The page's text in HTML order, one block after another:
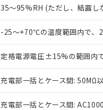
35～95%RH (ただし、結露し
-25～+70℃の温度範囲内で
定格電源電圧±15%の範囲内
充電部一括とケース間: 50MΩ
充電部一括とケース間:
在庫状況お
マイパーツ
ている必要
が、当社の
さい。
※当社の共
いる法人を
部品在庫の切り替
※3 非含有証明
下記の非含有証明
EU RoHS指令（
51物質の非含有証
「ｅ」：有害物質
「10」：通常の使
「－」：未確認で
たしません。
－
在庫な
機器販
空
白
受注生